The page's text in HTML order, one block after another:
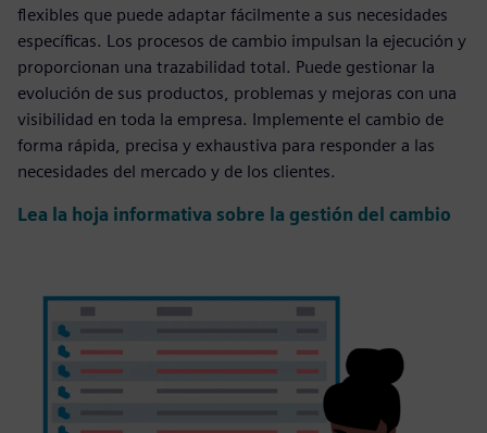
flexibles que puede adaptar fácilmente a sus necesidades
específicas. Los procesos de cambio impulsan la ejecución y
proporcionan una trazabilidad total. Puede gestionar la
evolución de sus productos, problemas y mejoras con una
visibilidad en toda la empresa. Implemente el cambio de
forma rápida, precisa y exhaustiva para responder a las
necesidades del mercado y de los clientes.
Lea la hoja informativa sobre la gestión del cambio